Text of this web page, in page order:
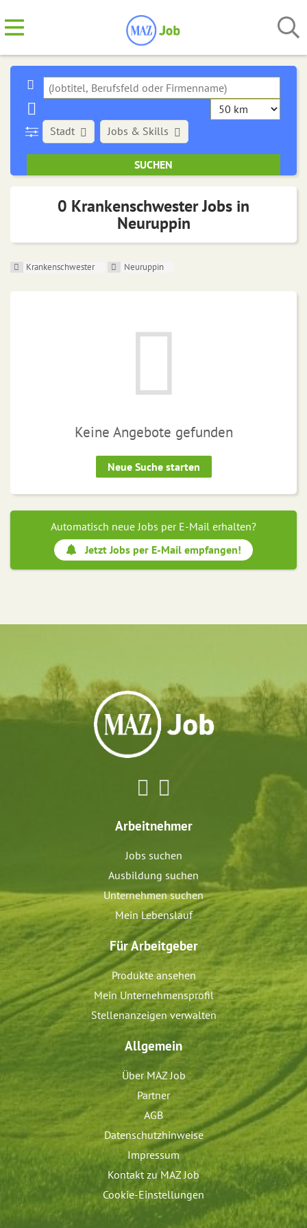
Stadt Jobs & Skills
0 Krankenschwester Jobs in
Neuruppin
Krankenschwester Neuruppin
Keine Angebote gefunden
Neue Suche starten
Automatisch neue Jobs per E-Mail erhalten?
Jetzt Jobs per E-Mail empfangen!
Arbeitnehmer
Jobs suchen
Ausbildung suchen
Unternehmen suchen
Mein Lebenslauf
Für Arbeitgeber
Produkte ansehen
Mein Unternehmensprofil
Stellenanzeigen verwalten
Allgemein
Über MAZ Job
Partner
AGB
Datenschutzhinweise
Impressum
Kontakt zu MAZ Job
Cookie-Einstellungen